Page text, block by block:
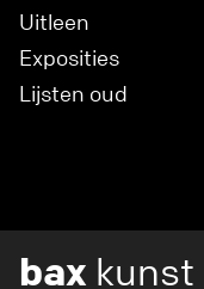
Uitleen
Exposities
Lijsten oud
bax kunst